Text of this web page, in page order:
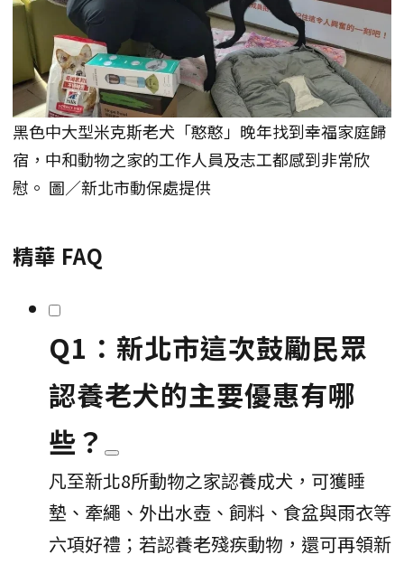
黑色中大型米克斯老犬「憨憨」晚年找到幸福家庭歸
宿，中和動物之家的工作人員及志工都感到非常欣
慰。 圖／新北市動保處提供
精華 FAQ
Q1：新北市這次鼓勵民眾
認養老犬的主要優惠有哪
些？
凡至新北8所動物之家認養成犬，可獲睡
墊、牽繩、外出水壺、飼料、食盆與雨衣等
六項好禮；若認養老殘疾動物，還可再領新